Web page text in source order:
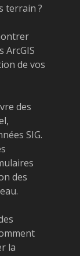
terrain ?
ArcGIS
de vos
des
SIG.
des
la